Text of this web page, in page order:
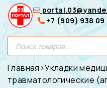
+7 (909) 938 09
Главная ›Укладки
травматологические